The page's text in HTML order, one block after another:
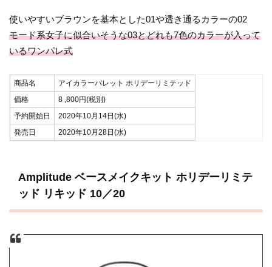
使いやすいブラウンを基本とした01や透き通るカラーの02
モード系女子に似合いそうな03とどれも7色のカラーが入って
いるワンパレ式
商品名
アイカラーパレット ホリデーリミテッド
価格
8 ,800円(税別)
予約開始日
2020年10月14日(水)
発売日
2020年10月28日(水)
Amplitude ベースメイクキット ホリデーリミテ
ッド リキッド 10／20